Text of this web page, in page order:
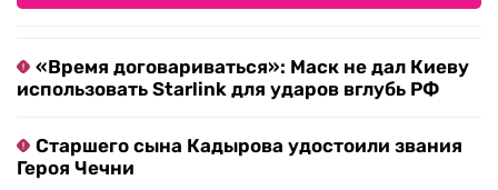
«Время договариваться»: Маск не дал Киеву
использовать Starlink для ударов вглубь РФ
Старшего сына Кадырова удостоили звания
Героя Чечни